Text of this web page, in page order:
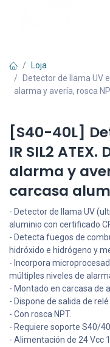
Loja
Detector de llama UV
alarma y avería, rosca
[S40-40L]
IR SIL2
alarma y
carcasa
- Detector de llama UV
aluminio con certificado
- Detecta fuegos de
hidróxido e hidrógeno y
- Incorpora
múltiples niveles de
- Montado en carcasa de
- Dispone de salida de
- Con rosca NPT.
- Requiere soporte S40/
- Alimentación de 24 Vcc